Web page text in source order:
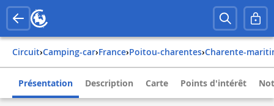
Circuit› Camping-car› france› poitou-charentes› charente-
Présentation Description Carte Points d'intérêt